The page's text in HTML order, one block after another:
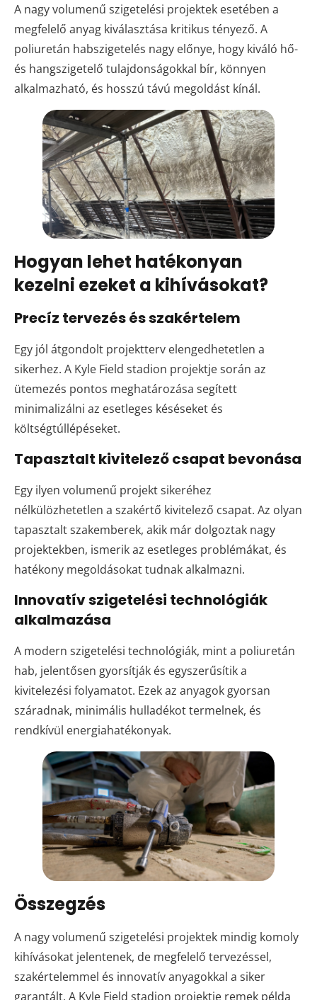
A nagy volumenű szigetelési projektek esetében a
megfelelő anyag kiválasztása kritikus tényező. A
poliuretán habszigetelés nagy előnye, hogy kiváló hő-
és hangszigetelő tulajdonságokkal bír, könnyen
alkalmazható, és hosszú távú megoldást kínál.
Hogyan lehet hatékonyan
kezelni ezeket a kihívásokat?
Precíz tervezés és szakértelem
Egy jól átgondolt projektterv elengedhetetlen a
sikerhez. A Kyle Field stadion projektje során az
ütemezés pontos meghatározása segített
minimalizálni az esetleges késéseket és
költségtúllépéseket.
Tapasztalt kivitelező csapat bevonása
Egy ilyen volumenű projekt sikeréhez
nélkülözhetetlen a szakértő kivitelező csapat. Az olyan
tapasztalt szakemberek, akik már dolgoztak nagy
projektekben, ismerik az esetleges problémákat, és
hatékony megoldásokat tudnak alkalmazni.
Innovatív szigetelési technológiák
alkalmazása
A modern szigetelési technológiák, mint a poliuretán
hab, jelentősen gyorsítják és egyszerűsítik a
kivitelezési folyamatot. Ezek az anyagok gyorsan
száradnak, minimális hulladékot termelnek, és
rendkívül energiahatékonyak.
Összegzés
A nagy volumenű szigetelési projektek mindig komoly
kihívásokat jelentenek, de megfelelő tervezéssel,
szakértelemmel és innovatív anyagokkal a siker
garantált. A Kyle Field stadion projektje remek példa